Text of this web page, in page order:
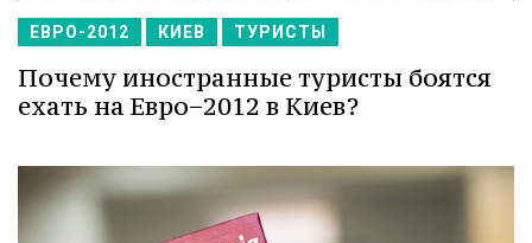
ЕВРО-2012 КИЕВ ТУРИСТЫ
Почему иностранные туристы боятся
ехать на Евро−2012 в Киев?